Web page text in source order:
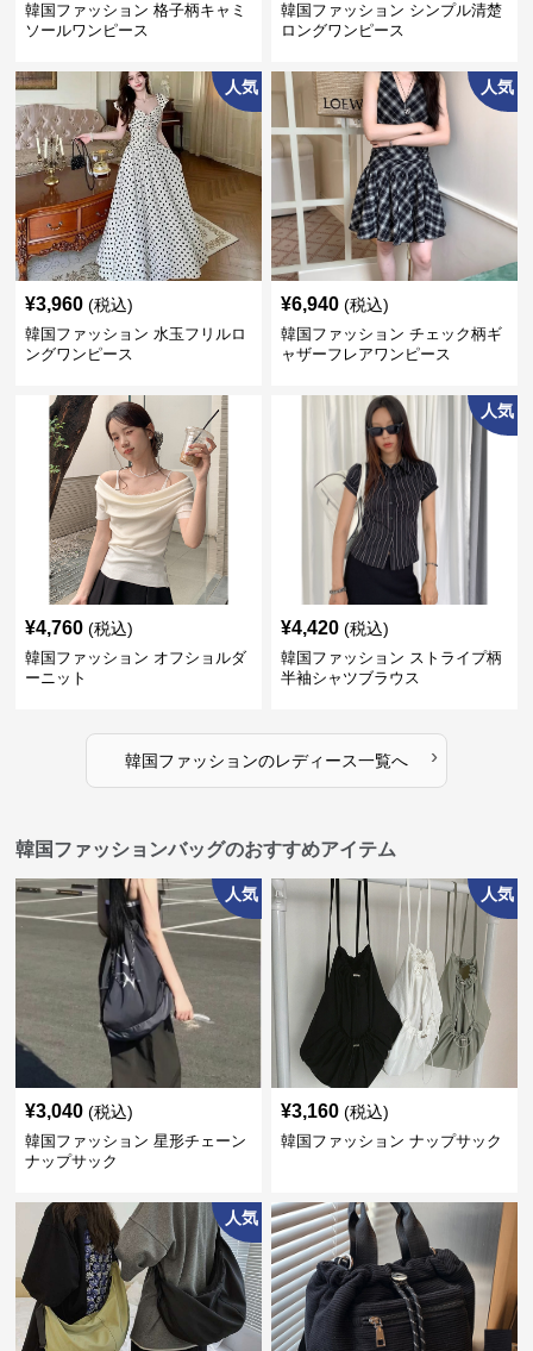
韓国ファッション 格子柄キャミ
ソールワンピース
韓国ファッション シンプル清楚
ロングワンピース
人気
¥3,960 (税込)
韓国ファッション 水玉フリルロ
ングワンピース
人気
¥6,940 (税込)
韓国ファッション チェック柄ギ
ャザーフレアワンピース
¥4,760 (税込)
韓国ファッション オフショルダ
ーニット
人気
¥4,420 (税込)
韓国ファッション ストライプ柄
半袖シャツブラウス
韓国ファッションのレディース一覧へ ›
韓国ファッションバッグのおすすめアイテム
人気
¥3,040 (税込)
韓国ファッション 星形チェーン
ナップサック
人気
¥3,160 (税込)
韓国ファッション ナップサック
人気